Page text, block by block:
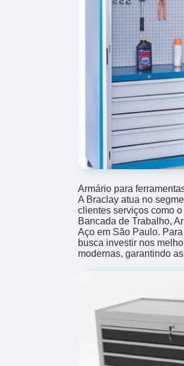
Armário para
A Braclay atua no
clientes serviços como
Bancada de Trabalho,
Aço em São Paulo.
busca investir nos
modernas, garantindo